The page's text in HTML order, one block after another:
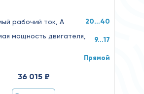
рабочий ток, А 20…40
мощность двигателя,
9...17
Прямой
36 015 ₽